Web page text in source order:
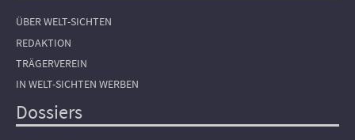
ÜBER WELT-SICHTEN
REDAKTION
TRÄGERVEREIN
IN WELT-SICHTEN WERBEN
Dossiers